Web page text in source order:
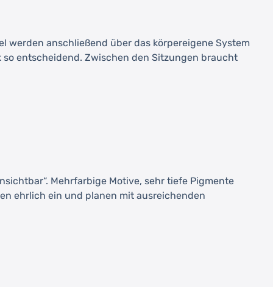
werden anschließend über das körpereigene System
entscheidend. Zwischen den Sitzungen braucht
Mehrfarbige Motive, sehr tiefe Pigmente
ehrlich ein und planen mit ausreichenden